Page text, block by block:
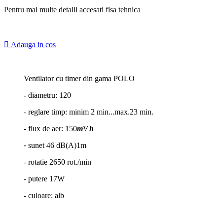
Pentru mai multe detalii accesati fisa tehnica
 Adauga in cos
Ventilator cu timer din gama POLO
- diametru: 120
- reglare timp: minim 2 min...max.23 min.
- flux de aer: 150m³/ h
- sunet 46 dB(A)1m
- rotatie 2650 rot./min
- putere 17W
- culoare: alb